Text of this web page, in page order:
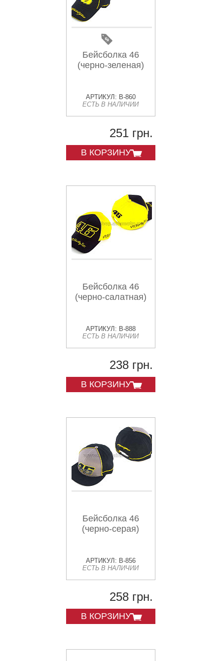
Бейсболка 46
(черно-зеленая)
АРТИКУЛ: B-860
ЕСТЬ В НАЛИЧИИ
251 грн.
В КОРЗИНУ
Бейсболка 46
(черно-салатная)
АРТИКУЛ: B-888
ЕСТЬ В НАЛИЧИИ
238 грн.
В КОРЗИНУ
Бейсболка 46
(черно-серая)
АРТИКУЛ: B-856
ЕСТЬ В НАЛИЧИИ
258 грн.
В КОРЗИНУ